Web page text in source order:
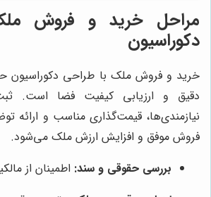
مراحل خرید و فروش
دکوراسیون
خرید و فروش ملک با طراحی دکوراسیون
دقیق و ارزیابی کیفیت فضا است.
نیازمندی‌ها، قیمت‌گذاری مناسب و ارائه
فروش موفق و افزایش ارزش ملک می‌شود.
بررسی حقوقی و سند: اطمینان از